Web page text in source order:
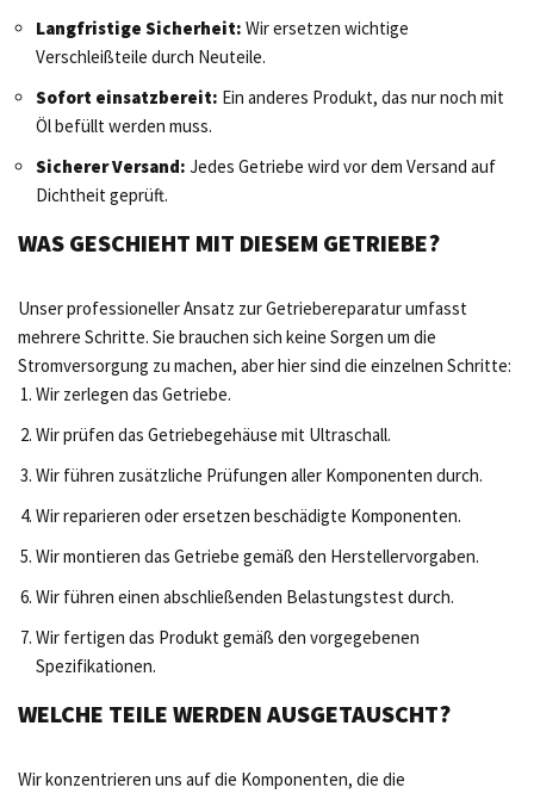
Langfristige Sicherheit: Wir ersetzen wichtige
Verschleißteile durch Neuteile.
Sofort einsatzbereit: Ein anderes Produkt, das nur noch mit
Öl befüllt werden muss.
Sicherer Versand: Jedes Getriebe wird vor dem Versand auf
Dichtheit geprüft.
WAS GESCHIEHT MIT DIESEM GETRIEBE?
Unser professioneller Ansatz zur Getriebereparatur umfasst
mehrere Schritte. Sie brauchen sich keine Sorgen um die
Stromversorgung zu machen, aber hier sind die einzelnen Schritte:
Wir zerlegen das Getriebe.
Wir prüfen das Getriebegehäuse mit Ultraschall.
Wir führen zusätzliche Prüfungen aller Komponenten durch.
Wir reparieren oder ersetzen beschädigte Komponenten.
Wir montieren das Getriebe gemäß den Herstellervorgaben.
Wir führen einen abschließenden Belastungstest durch.
Wir fertigen das Produkt gemäß den vorgegebenen
Spezifikationen.
WELCHE TEILE WERDEN AUSGETAUSCHT?
Wir konzentrieren uns auf die Komponenten, die die